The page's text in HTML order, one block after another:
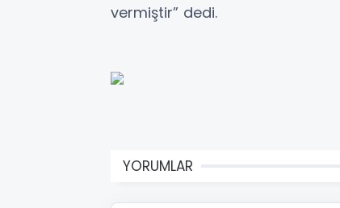
vermiştir” dedi.
YORUMLAR